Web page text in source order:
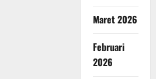
Maret 2026
Februari
2026